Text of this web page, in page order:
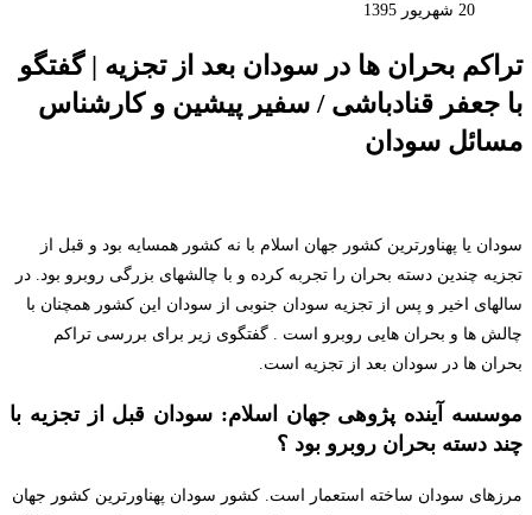
20 شهریور 1395
تراکم بحران ها در سودان بعد از تجزیه | گفتگو
با جعفر قنادباشی / سفیر پیشین و کارشناس
مسائل سودان
سودان یا پهناورترین کشور جهان اسلام با نه کشور همسایه بود و قبل از
تجزیه چندین دسته بحران را تجربه کرده و با چالشهای بزرگی روبرو بود. در
سالهای اخیر و پس از تجزیه سودان جنوبی از سودان این کشور همچنان با
چالش ها و بحران هایی روبرو است . گفتگوی زیر برای بررسی تراکم
بحران ها در سودان بعد از تجزیه است.
موسسه آینده پژوهی جهان اسلام: سودان قبل از تجزیه با
چند دسته بحران روبرو بود ؟
مرزهای سودان ساخته استعمار است. کشور سودان پهناورترین کشور جهان